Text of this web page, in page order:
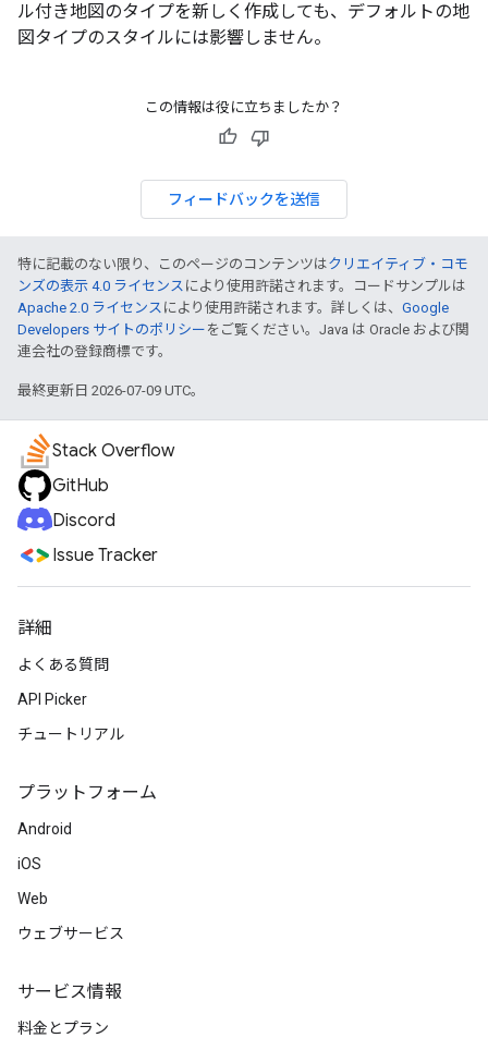
ル付き地図のタイプを新しく作成しても、デフォルトの地
図タイプのスタイルには影響しません。
この情報は役に立ちましたか？
フィードバックを送信
特に記載のない限り、このページのコンテンツはクリエイティブ・コモ
ンズの表示 4.0 ライセンス により使用許諾されます。コードサンプルは
Apache 2.0 ライセンス により使用許諾されます。詳しくは、 Google
Developers サイトのポリシー をご覧ください。Java は Oracle および関
連会社の登録商標です。
最終更新日 2026-07-09 UTC。
Stack Overflow
GitHub
Discord
Issue Tracker
詳細
よくある質問
API Picker
チュートリアル
プラットフォーム
Android
iOS
Web
ウェブサービス
サービス情報
料金とプラン